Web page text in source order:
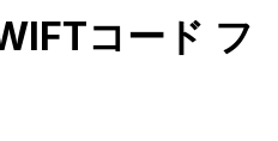
コード フ